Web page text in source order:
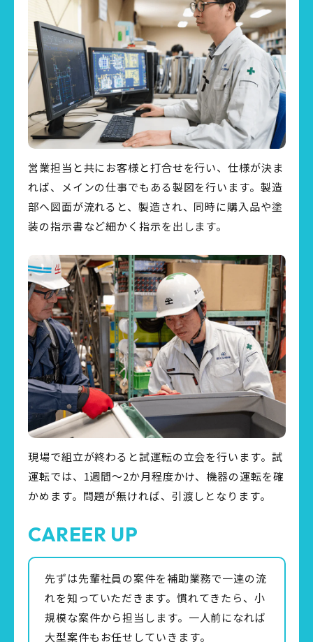
営業担当と共にお客様と打合せを行い、仕様が決ま
れば、メインの仕事でもある製図を行います。製造
部へ図面が流れると、製造され、同時に購入品や塗
装の指示書など細かく指示を出します。
現場で組立が終わると試運転の立会を行います。試
運転では、1週間～2か月程度かけ、機器の運転を確
かめます。問題が無ければ、引渡しとなります。
CAREER UP
先ずは先輩社員の案件を補助業務で一連の流
れを知っていただきます。慣れてきたら、小
規模な案件から担当します。一人前になれば
大型案件もお任せしていきます。